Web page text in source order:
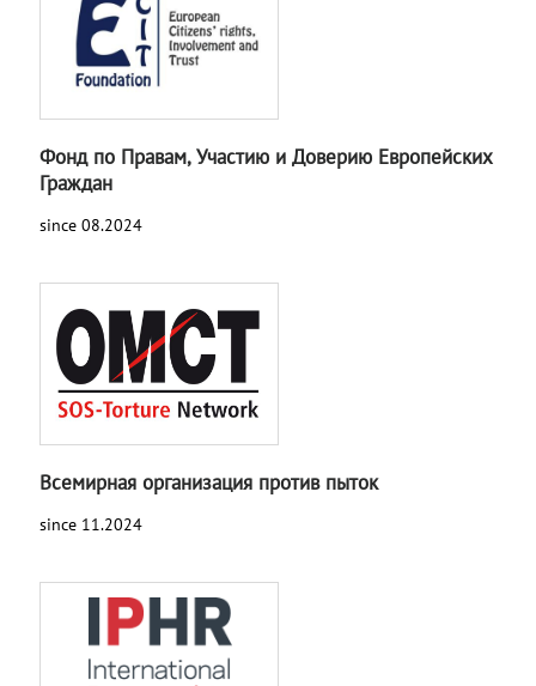
Фонд по Правам, Участию и Доверию Европейских
Граждан
since 08.2024
Всемирная организация против пыток
since 11.2024